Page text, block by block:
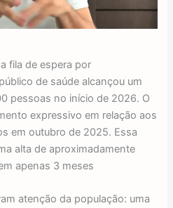
fila de espera por
de saúde alcançou um
pessoas no início de 2026. O
expressivo em relação aos
em outubro de 2025. Essa
alta de aproximadamente
apenas 3 meses
atenção da população: uma